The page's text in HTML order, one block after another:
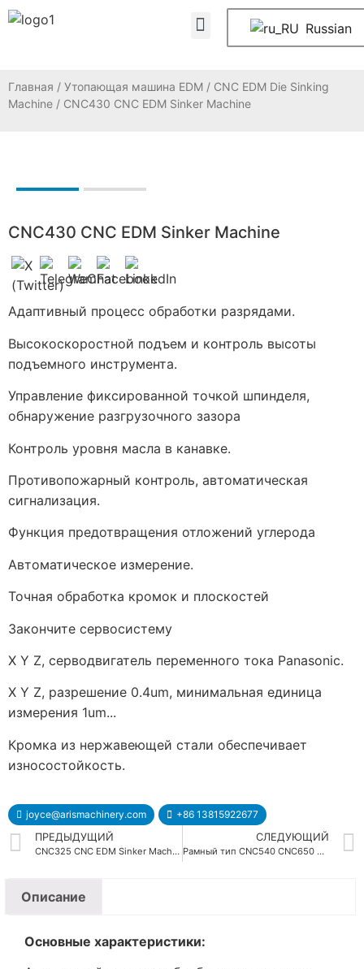
Russian
Главная / Утопающая машина EDM / CNC EDM Die Sinking
Machine / CNC430 CNC EDM Sinker Machine
CNC430 CNC EDM Sinker Machine
Адаптивный процесс обработки разрядами.
Высокоскоростной подъем и контроль высоты
подъемного инструмента.
Управление фиксированной точкой шпинделя,
обнаружение разгрузочного зазора
Контроль уровня масла в канавке.
Противопожарный контроль, автоматическая
сигнализация.
Функция предотвращения отложений углерода
Автоматическое измерение.
Точная обработка кромок и плоскостей
Закончите сервосистему
X Y Z, серводвигатель переменного тока Panasonic.
X Y Z, разрешение 0.4um, минимальная единица
измерения 1um...
Кромка из нержавеющей стали обеспечивает
износостойкость.
joyce@arismachinery.com
+86 13815922677
ПРЕДЫДУЩИЙ
CNC325 CNC EDM Sinker Machine
СЛЕДУЮЩИЙ
Рамный тип CNC540 CNC650 CNC850 CNC1060 CNC EDM машины
Описание
Основные характеристики: